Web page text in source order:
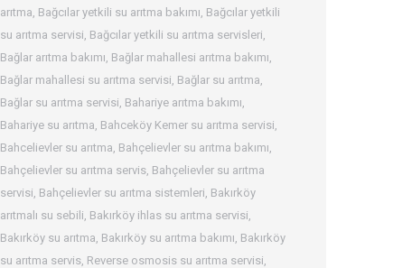
arıtma, Bağcılar yetkili su arıtma bakımı, Bağcılar yetkili
su arıtma servisi, Bağcılar yetkili su arıtma servisleri,
Bağlar arıtma bakımı, Bağlar mahallesi arıtma bakımı,
Bağlar mahallesi su arıtma servisi, Bağlar su arıtma,
Bağlar su arıtma servisi, Bahariye arıtma bakımı,
Bahariye su arıtma, Bahceköy Kemer su arıtma servisi,
Bahcelievler su arıtma, Bahçelievler su arıtma bakımı,
Bahçelievler su arıtma servis, Bahçelievler su arıtma
servisi, Bahçelievler su arıtma sistemleri, Bakırköy
arıtmalı su sebili, Bakırköy ihlas su arıtma servisi,
Bakırköy su arıtma, Bakırköy su arıtma bakımı, Bakırköy
su arıtma servis, Reverse osmosis su arıtma servisi,